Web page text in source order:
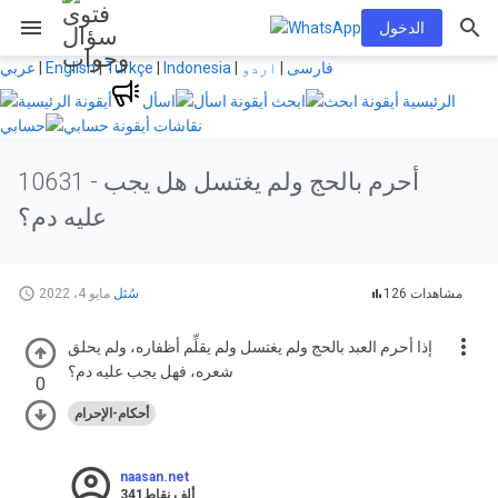
menu الدخول
عربي English|Türkçe Indonesia فارسی
اردو
الرئيسية
ابحث
اسأل
نقاشات
حسابي
10631 - أحرم بالحج ولم يغتسل هل يجب
عليه دم؟
سُئل مايو 4، 2022 126 مشاهدات
0
إذا أحرم العبد بالحج ولم يغتسل ولم يقلِّم أظفاره، ولم يحلق
شعره، فهل يجب عليه دم؟
أحكام-الإحرام
naasan.net
341ألفنقاط